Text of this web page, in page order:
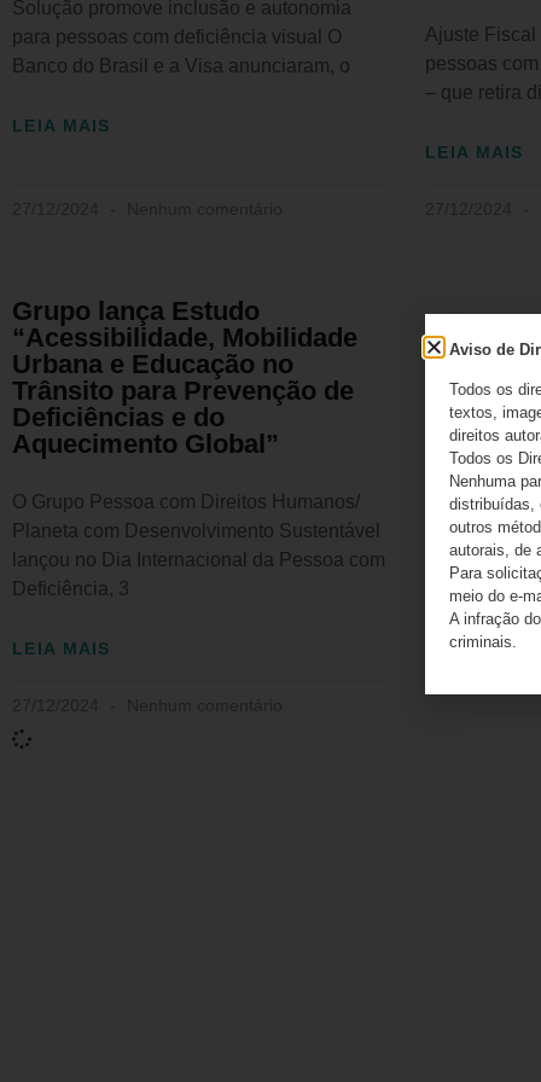
Solução promove inclusão e autonomia
para pessoas com deficiência visual O
Banco do Brasil e a Visa anunciaram, o
LEIA MAIS
Ajuste Fiscal
pessoas
– que retira
LEIA MAIS
Grupo lança Estudo
“Acessibilidade, Mobilidade
Urbana e Educação no
Trânsito para Prevenção de
Deficiências e do
Aquecimento Global”
O Grupo Pessoa com Direitos Humanos/
Planeta com Desenvolvimento Sustentável
lançou no Dia Internacional da Pessoa com
Deficiência, 3
LEIA MAIS
Aviso de
Todos os
textos,
direitos
Todos os
Nenhuma
distribuídas,
outros
autorais, de
Para
meio do e-
A infração
criminais.